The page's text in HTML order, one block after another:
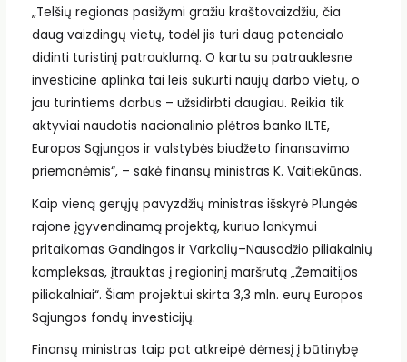
„Telšių regionas pasižymi gražiu kraštovaizdžiu, čia
daug vaizdingų vietų, todėl jis turi daug potencialo
didinti turistinį patrauklumą. O kartu su patrauklesne
investicine aplinka tai leis sukurti naujų darbo vietų, o
jau turintiems darbus – užsidirbti daugiau. Reikia tik
aktyviai naudotis nacionalinio plėtros banko ILTE,
Europos Sąjungos ir valstybės biudžeto finansavimo
priemonėmis“, – sakė finansų ministras K. Vaitiekūnas.
Kaip vieną gerųjų pavyzdžių ministras išskyrė Plungės
rajone įgyvendinamą projektą, kuriuo lankymui
pritaikomas Gandingos ir Varkalių–Nausodžio piliakalnių
kompleksas, įtrauktas į regioninį maršrutą „Žemaitijos
piliakalniai“. Šiam projektui skirta 3,3 mln. eurų Europos
Sąjungos fondų investicijų.
Finansų ministras taip pat atkreipė dėmesį į būtinybę